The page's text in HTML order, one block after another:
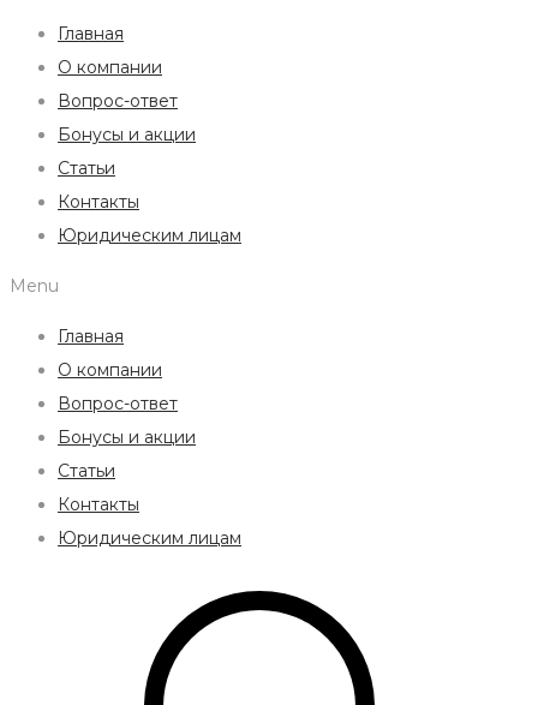
Главная
О компании
Вопрос-ответ
Бонусы и акции
Статьи
Контакты
Юридическим лицам
Menu
Главная
О компании
Вопрос-ответ
Бонусы и акции
Статьи
Контакты
Юридическим лицам